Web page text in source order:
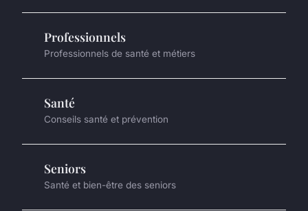
Professionnels
Professionnels de santé et métiers
Santé
Conseils santé et prévention
Seniors
Santé et bien-être des seniors